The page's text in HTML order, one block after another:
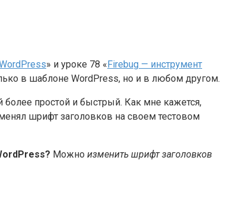
» и уроке 78 «Firebug — инструмент
в шаблоне WordPress, но и в любом другом.
простой и быстрый. Как мне кажется,
шрифт заголовков на своем тестовом
Можно изменить шрифт заголовков